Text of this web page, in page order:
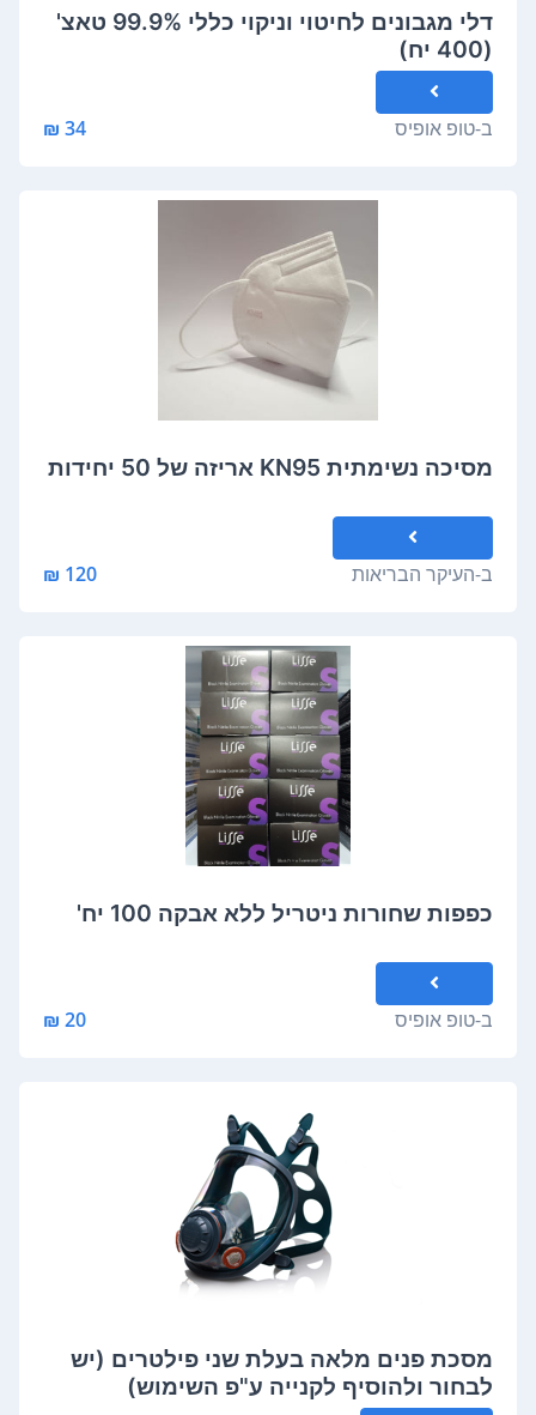
דלי מגבונים לחיטוי וניקוי כללי 99.9% טאצ'
(400 יח)
ב-טופ אופיס 34 ₪
מסיכה נשימתית KN95 אריזה של 50 יחידות
ב-העיקר הבריאות 120 ₪
כפפות שחורות ניטריל ללא אבקה 100 יח'
ב-טופ אופיס 20 ₪
מסכת פנים מלאה בעלת שני פילטרים (יש
לבחור ולהוסיף לקנייה ע"פ השימוש)